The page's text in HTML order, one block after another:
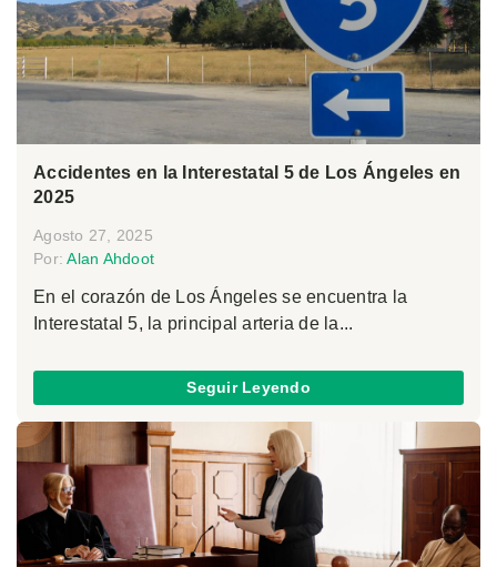
Accidentes en la Interestatal 5 de Los Ángeles en
2025
Agosto 27, 2025
Por:Alan Ahdoot
En el corazón de Los Ángeles se encuentra la
Interestatal 5, la principal arteria de la...
Seguir Leyendo